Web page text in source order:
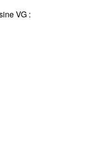
VG :